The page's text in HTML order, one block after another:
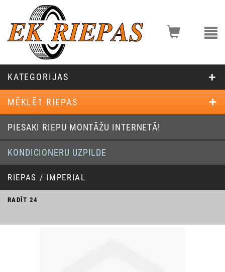
KATEGORIJAS
MĒKLĒT RIEPAS
PIESAKI RIEPU MONTĀŽU INTERNETĀ!
KONDICIONERU UZPILDE
RIEPAS / IMPERIAL
RADĪT 24